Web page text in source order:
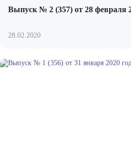
Выпуск № 2 (357) от 28 февраля
28.02.2020